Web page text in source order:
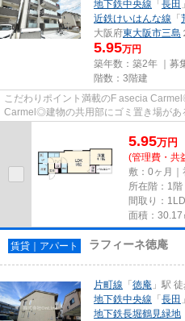
地下鉄中央線 「長田
近鉄けいはんな線 「
大阪府東大阪市三島
5.95万円
築年数：築2年 ｜募
階数：3階建
こだわりポイント満載のF asecia
Carmel◎建物の共用部にゴミ置き場があ
のトラブル回避につながります◎2...
5.95万円
(管理費・共
敷：0ヶ月｜
所在階：1階
間取り：
面積：30.17
賃貸｜アパート ラフィーネ徳庵
片町線 「徳庵 」駅
地下鉄中央線 「長田
地下鉄長堀鶴見緑地